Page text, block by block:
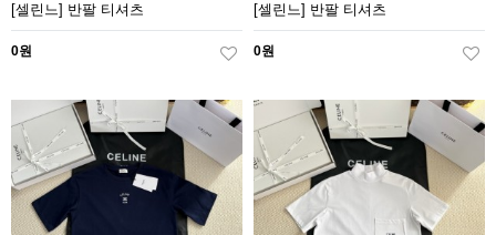
[셀린느] 반팔 티셔츠
0원
[셀린느] 반팔 티셔츠
0원